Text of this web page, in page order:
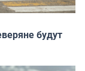
будут